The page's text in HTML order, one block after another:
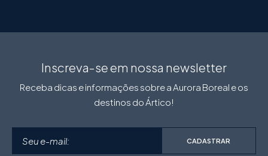
Inscreva-se em nossa newsletter
Receba dicas e informações sobre a Aurora Boreal e os
destinos do Ártico!
CADASTRAR